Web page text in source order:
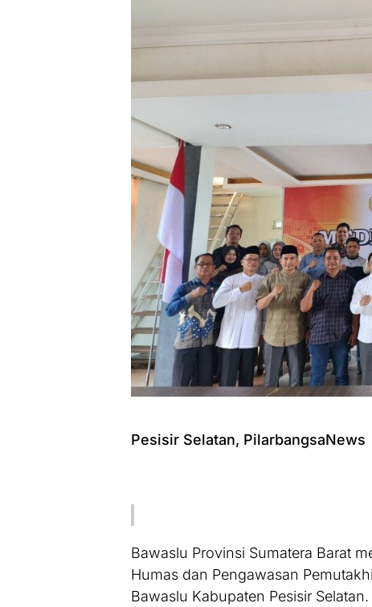
Pesisir Selatan, PilarbangsaNews
Bawaslu Provinsi Sumatera Barat
Humas dan Pengawasan
Bawaslu Kabupaten Pesisir